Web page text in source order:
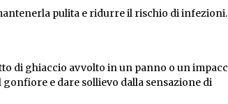
pulita e ridurre il rischio di infezioni.
di ghiaccio avvolto in un panno o un
e dare sollievo dalla sensazione di